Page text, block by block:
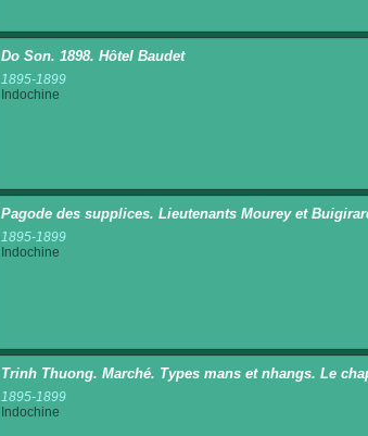
Do Son. 1898. Hôtel Baudet
1895-1899
Indochine
Pagode des supplices. Lieutenants Mourey et
1895-1899
Indochine
Trinh Thuong. Marché. Types mans et nhangs. Le
1895-1899
Indochine